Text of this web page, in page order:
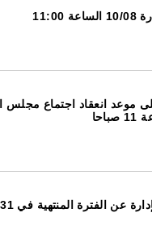
موعد انعقاد اجتماع مجلس
الفترة المنتهية في 31 مارس,2024